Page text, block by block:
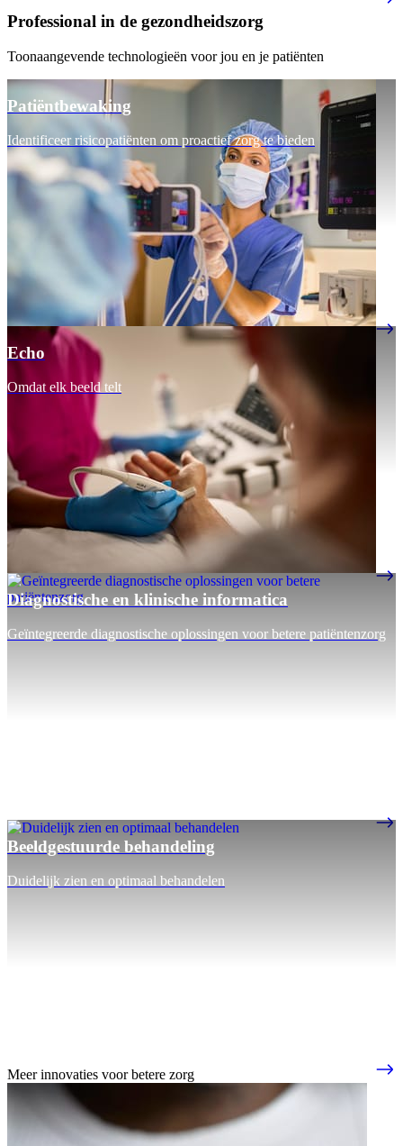
Professional in de gezondheidszorg
Toonaangevende technologieën voor jou en je patiënten
Patiëntbewaking
Identificeer risicopatiënten om proactief zorg te bieden
Echo
Omdat elk beeld telt
Diagnostische en klinische informatica
Geïntegreerde diagnostische oplossingen voor betere patiëntenzorg
Beeldgestuurde behandeling
Duidelijk zien en optimaal behandelen
Meer innovaties voor betere zorg